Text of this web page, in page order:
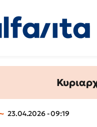
23.04.2026 - 09:19